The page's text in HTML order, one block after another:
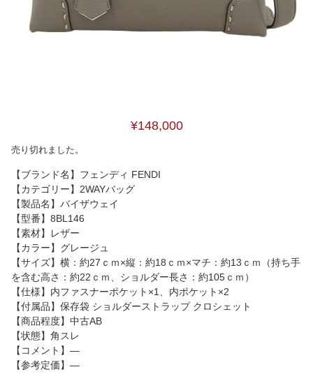
¥148,000
売り切れました。
【ブランド名】フェンディ FENDI
【カテゴリー】2WAYバッグ
【製品名】バイザウェイ
【型番】8BL146
【素材】レザー
【カラー】グレージュ
【サイズ】横：約27ｃｍ×縦：約18ｃｍ×マチ：約13ｃｍ（持ち手
を含む高さ：約22ｃｍ、ショルダー長さ：約105ｃｍ）
【仕様】内ファスナーポケット×1、内ポケット×2
【付属品】保存袋 ショルダーストラップ クロシェット
【商品程度】中古AB
【状態】角スレ
【コメント】―
【参考定価】―